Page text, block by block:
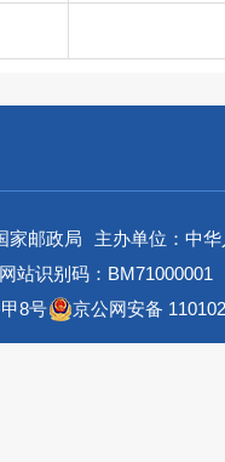
家邮政局
主办单位：中
站识别码：BM71000001
8号
京公网安备